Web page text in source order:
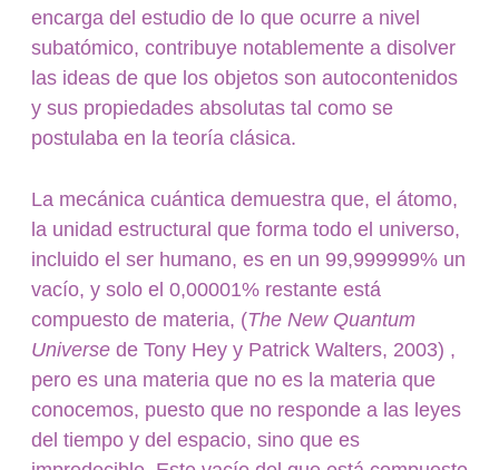
encarga del estudio de lo que ocurre a nivel
subatómico, contribuye notablemente a disolver
las ideas de que los objetos son autocontenidos
y sus propiedades absolutas tal como se
postulaba en la teoría clásica.
La mecánica cuántica demuestra que, el átomo,
la unidad estructural que forma todo el universo,
incluido el ser humano, es en un 99,999999% un
vacío, y solo el 0,00001% restante está
compuesto de materia, (The New Quantum
Universede Tony Hey y Patrick Walters, 2003) ,
pero es una materia que no es la materia que
conocemos, puesto que no responde a las leyes
del tiempo y del espacio, sino que es